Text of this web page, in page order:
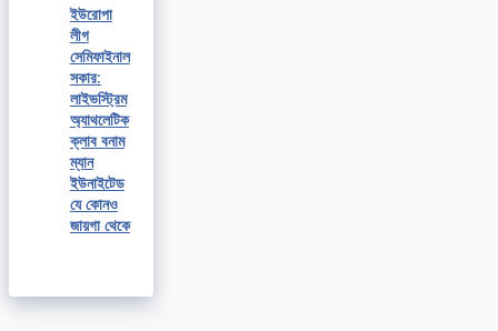
ইউরোপা
লীগ
সেমিফাইনাল
সকার:
লাইভস্ট্রিম
অ্যাথলেটিক
ক্লাব বনাম
ম্যান
ইউনাইটেড
যে কোনও
জায়গা থেকে